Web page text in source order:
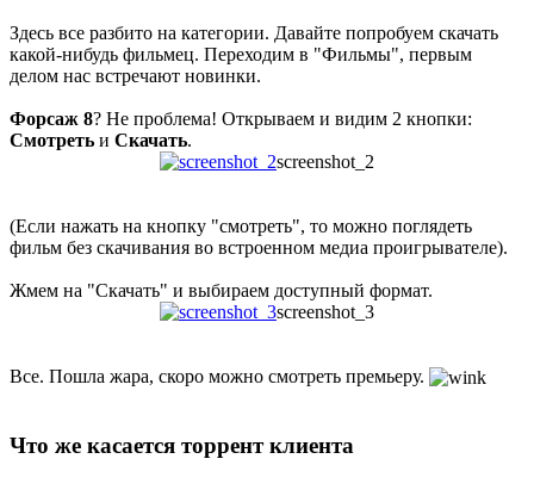
Здесь все разбито на категории. Давайте попробуем скачать
какой-нибудь фильмец. Переходим в "Фильмы", первым
делом нас встречают новинки.
Форсаж 8? Не проблема! Открываем и видим 2 кнопки:
Смотреть и Скачать.
screenshot_2
(Если нажать на кнопку "смотреть", то можно поглядеть
фильм без скачивания во встроенном медиа проигрывателе).
Жмем на "Скачать" и выбираем доступный формат.
screenshot_3
Все. Пошла жара, скоро можно смотреть премьеру.
Что же касается торрент клиента